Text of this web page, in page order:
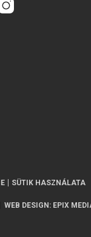
SÜTIK HASZNÁLATA
WEB DESIGN : EPIX